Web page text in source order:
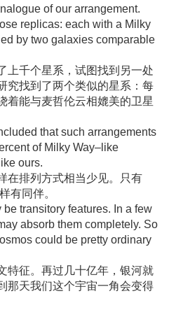
of our arrangement.
replicas: each with a Milky
by two galaxies comparable
上千个星系，试图找到另一处
究找到了两个类似的星系：每
着能与麦哲伦云相媲美的卫星
that such arrangements
of Milky Way–like
ours.
在排列方式相当少见。只有
有同伴。
transitory features. In a few
absorb them completely. So
could be pretty ordinary
特征。再过几十亿年，银河就
那天我们这个宇宙一角会变得